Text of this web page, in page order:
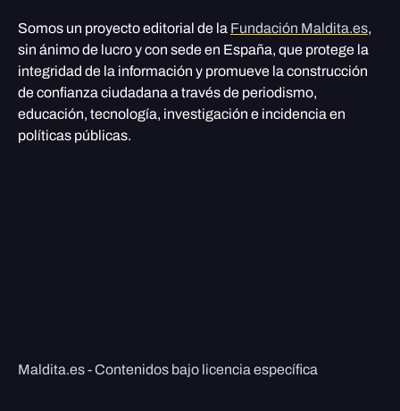
Somos un proyecto editorial de la Fundación Maldita.es,
sin ánimo de lucro y con sede en España, que protege la
integridad de la información y promueve la construcción
de confianza ciudadana a través de periodismo,
educación, tecnología, investigación e incidencia en
políticas públicas.
Maldita.es - Contenidos bajo licencia específica